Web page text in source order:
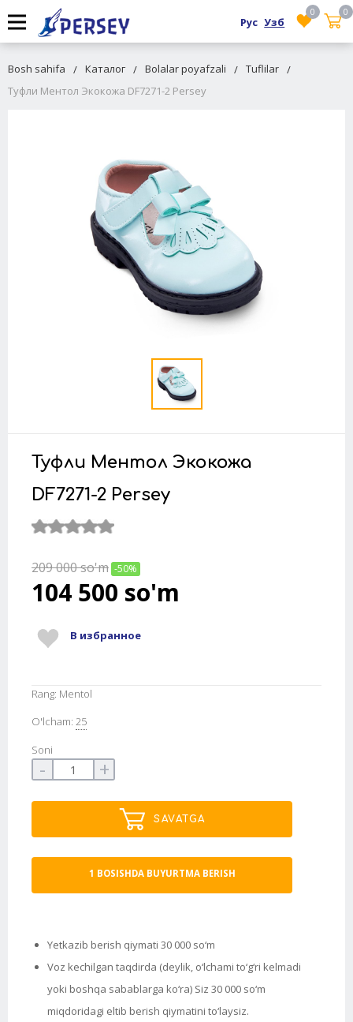
0
0
Рус Узб
Bosh sahifa Каталог Bolalar poyafzali
Tuflilar
Туфли Ментол Экокожа DF7271-2 Persey
Туфли Ментол Экокожа
DF7271-2 Persey
209 000so'm -50%
104 500 so'm
В избранное
Rang: Mentol
O'lcham: 25
Soni
- +
SAVATGA
1 BOSISHDA BUYURTMA BERISH
Yetkazib berish qiymati 30 000 so‘m
Voz kechilgan taqdirda (deylik, o‘lchami to‘g‘ri kelmadi
yoki boshqa sabablarga ko‘ra) Siz 30 000 so‘m
miqdoridagi eltib berish qiymatini to‘laysiz.